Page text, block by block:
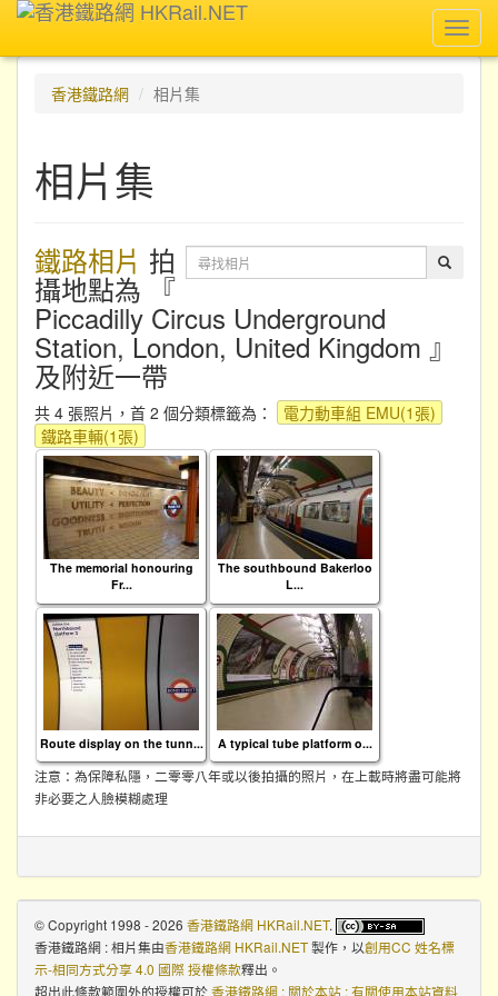
香港鐵路網
相片集
相片集
鐵路相片 拍
攝地點為 『
Piccadilly Circus Underground
Station, London, United Kingdom 』
及附近一帶
共 4 張照片，首 2 個分類標籤為：
電力動車組 EMU(1張)
鐵路車輛(1張)
The memorial honouring
Fr...
The southbound Bakerloo
L...
Route display on the tunn... A typical tube platform o...
注意：為保障私隱，二零零八年或以後拍攝的照片，在上載時將盡可能將
非必要之人臉模糊處理
© Copyright 1998 - 2026 香港鐵路網 HKRail.NET.
香港鐵路網 : 相片集由香港鐵路網 HKRail.NET製作，以創用CC 姓名標
示-相同方式分享 4.0 國際 授權條款釋出。
超出此條款範圍外的授權可於香港鐵路網 : 關於本站 : 有關使用本站資料